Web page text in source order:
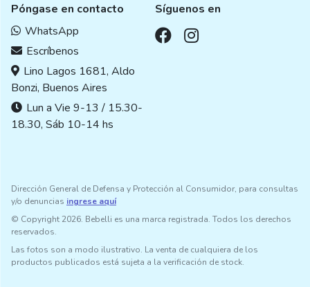
Póngase en contacto
WhatsApp
Escríbenos
Lino Lagos 1681, Aldo
Bonzi, Buenos Aires
Lun a Vie 9-13 / 15.30-
18.30, Sáb 10-14 hs
Síguenos en
Dirección General de Defensa y Protección al Consumidor, para consultas
y/o denuncias ingrese aquí
© Copyright 2026. Bebelli es una marca registrada. Todos los derechos
reservados.
Las fotos son a modo ilustrativo. La venta de cualquiera de los
productos publicados está sujeta a la verificación de stock.